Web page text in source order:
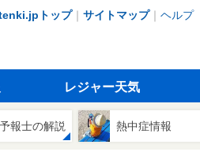
トップ｜ サイトマップ｜ ヘルプ
レジャー天気
報士の解説 熱中症情報